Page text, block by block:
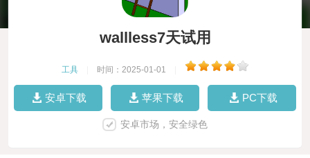
wallless7天试用
工具 时间：2025-01-01
安卓下载 苹果下载 PC下载
安卓市场，安全绿色